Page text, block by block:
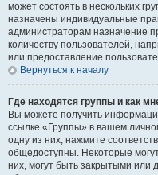
может состоять в нескольких
назначены индивидуальные
администраторам назначение
количеству пользователей,
или предоставление
Вернуться к началу
Где находятся группы и как
Вы можете получить
ссылке «Группы» в вашем
одну из них, нажмите
общедоступны. Некоторые
них, могут быть закрытыми или